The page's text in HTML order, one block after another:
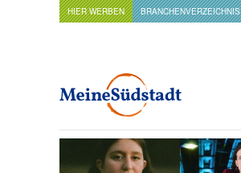
HIER WERBEN BRANCHENVERZEICHNIS